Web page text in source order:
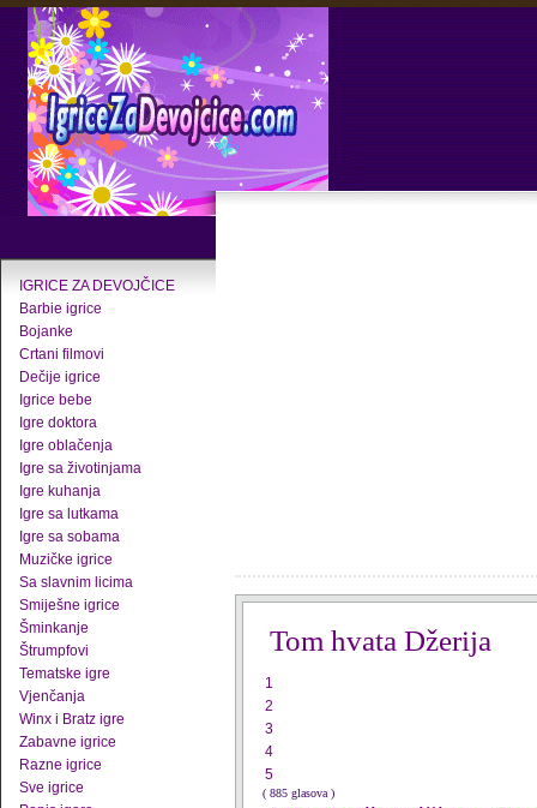
IGRICE ZA DEVOJČICE
Barbie igrice
Bojanke
Crtani filmovi
Dečije igrice
Igrice bebe
Igre doktora
Igre oblačenja
Igre sa životinjama
Igre kuhanja
Igre sa lutkama
Igre sa sobama
Muzičke igrice
Sa slavnim licima
Smiješne igrice
Šminkanje
Štrumpfovi
Tematske igre
Vjenčanja
Winx i Bratz igre
Zabavne igrice
Razne igrice
Sve igrice
Tom hvata Džerija
1
2
3
4
5
( 885 glasova )